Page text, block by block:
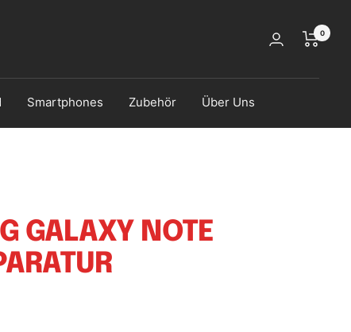
0
Smartphones Zubehör Über Uns
GALAXY NOTE